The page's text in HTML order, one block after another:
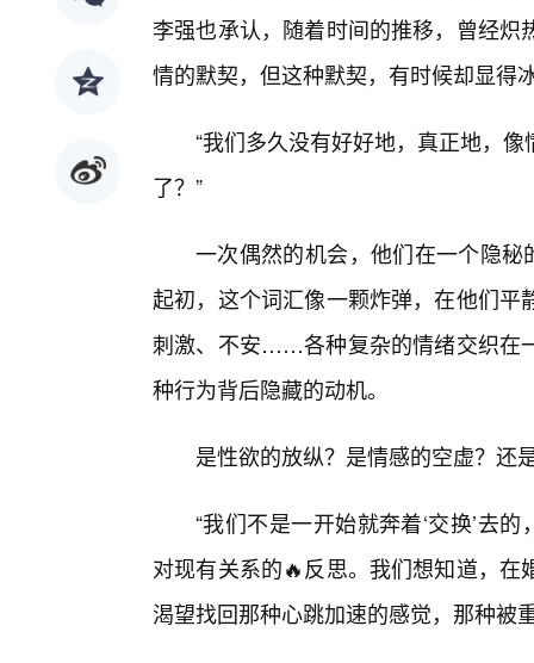
李强也承认，随着时间的推移，曾经
情的默契，但这种默契，有时候却显得
“我们多久没有好好地，真正地，
了？”
一次偶然的机会，他们在一个隐秘
起初，这个词汇像一颗炸弹，在他们
刺激、不安……各种复杂的情绪交织在
种行为背后隐藏的动机。
是性欲的放纵？是情感的空虚？还
“我们不是一开始就奔着‘交换’去
对现有关系的🔥反思。我们想知道，
渴望找回那种心跳加速的感觉，那种被